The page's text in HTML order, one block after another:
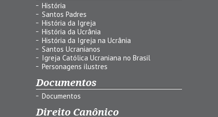
História
Santos Padres
História da Igreja
História da Ucrânia
História da Igreja na Ucrânia
Santos Ucranianos
Igreja Católica Ucraniana no Brasil
Personagens ilustres
Documentos
Documentos
Direito Canônico